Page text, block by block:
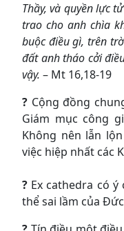
Thầy, và quyền lực
trao cho anh chìa
buộc điều gì, trên
đất anh tháo cởi
vậy. – Mt 16,18-19
? Cộng đồng
Giám mục công
Không nên lẫn
việc hiệp nhất các
? Ex cathedra có
thể sai lầm của